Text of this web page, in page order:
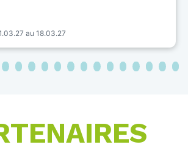
au 18.03.27
9 10 11 12 13 14 15 16 17 18 19 20